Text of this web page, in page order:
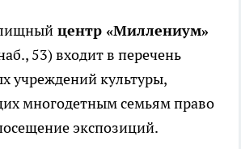
центр «Миллениум»
53) входит в перечень
учреждений культуры,
многодетным семьям право
экспозиций.